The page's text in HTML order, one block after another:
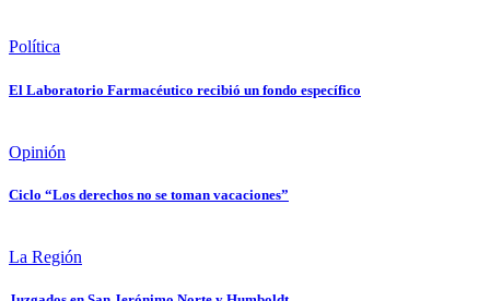
Política
El Laboratorio Farmacéutico recibió un fondo específico
Opinión
Ciclo “Los derechos no se toman vacaciones”
La Región